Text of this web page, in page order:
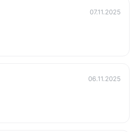
07.11.2025
06.11.2025